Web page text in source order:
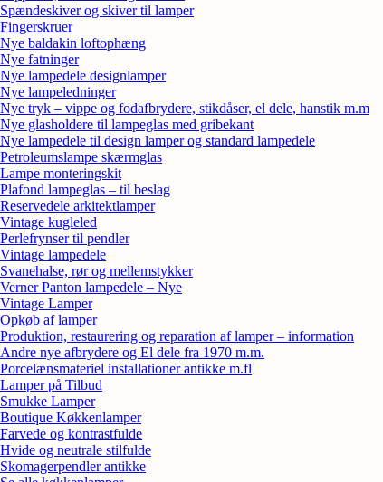
Spændeskiver og skiver til lamper
Fingerskruer
Nye baldakin loftophæng
Nye fatninger
Nye lampedele designlamper
Nye lampeledninger
Nye tryk – vippe og fodafbrydere, stikdåser, el dele, hanstik m.m
Nye glasholdere til lampeglas med gribekant
Nye lampedele til design lamper og standard lampedele
Petroleumslampe skærmglas
Lampe monteringskit
Plafond lampeglas – til beslag
Reservedele arkitektlamper
Vintage kugleled
Perlefrynser til pendler
Vintage lampedele
Svanehalse, rør og mellemstykker
Verner Panton lampedele – Nye
Vintage Lamper
Opkøb af lamper
Produktion, restaurering og reparation af lamper – information
Andre nye afbrydere og El dele fra 1970 m.m.
Porcelænsmateriel installationer antikke m.fl
Lamper på Tilbud
Smukke Lamper
Boutique Køkkenlamper
Farvede og kontrastfulde
Hvide og neutrale stilfulde
Skomagerpendler antikke